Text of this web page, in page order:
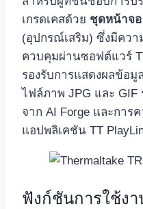
เกรดเคสด้วย ชุดหน้าจอ
(อุปกรณ์เสริม) ซึ่งมีควา
ควบคุมผ่านซอฟต์แวร์
รองรับการแสดงผลข้อมู
ไฟล์ภาพ JPG และ GIF
จาก AI Forge และกา
แอปพลิเคชัน TT
ฟังก์ชันการใช้ง